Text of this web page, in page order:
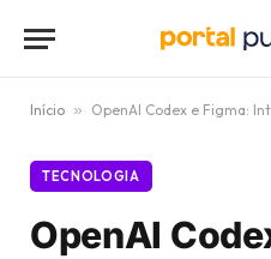
Início » OpenAI Codex e Figma:
TECNOLOGIA
OpenAI